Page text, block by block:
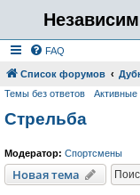
FAQ
Список форумов
Темы без ответов
Стрельба
Модератор: Спортсмены
Новая тема